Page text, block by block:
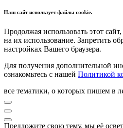
Наш сайт использует файлы cookie.
Продолжая использовать этот
на их использование. Запретить
настройках Вашего браузера.
Для получения дополнительной
ознакомьтесь с нашей Политикой
все тематики, о которых пишем в
Предложите свою тему, мы её